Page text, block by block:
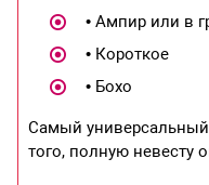
• Ампир или в
• Короткое
• Бохо
Самый универсальный
того, полную невесту